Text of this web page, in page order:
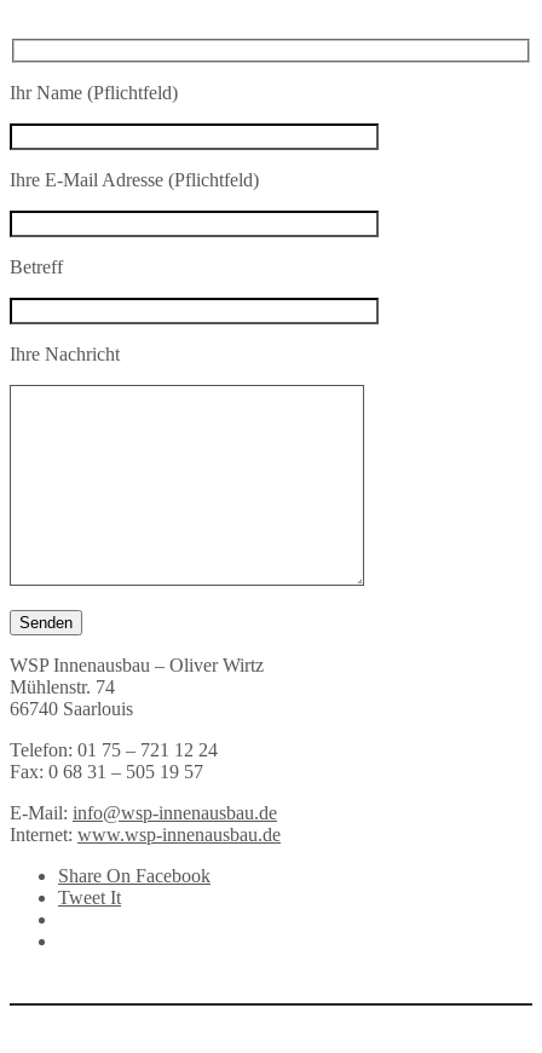
Ihr Name (Pflichtfeld)
Ihre E-Mail Adresse (Pflichtfeld)
Betreff
Ihre Nachricht
WSP Innenausbau – Oliver Wirtz
Mühlenstr. 74
66740 Saarlouis
Telefon: 01 75 – 721 12 24
Fax: 0 68 31 – 505 19 57
E-Mail: info@wsp-innenausbau.de
Internet: www.wsp-innenausbau.de
Share On Facebook
Tweet It